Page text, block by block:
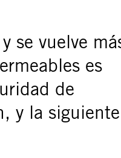
se vuelve
es
de
y la